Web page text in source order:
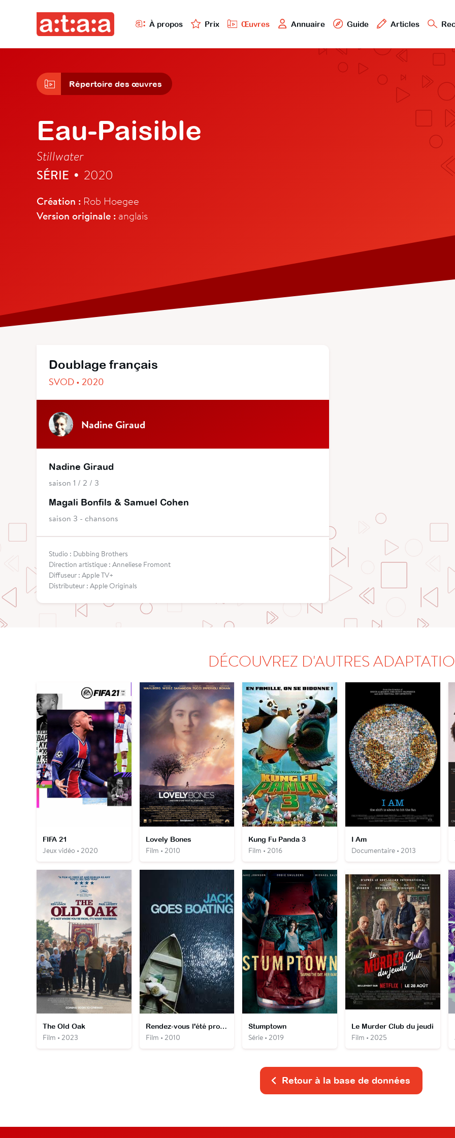
À propos Prix Œuvres Annuaire Guide Articles
Répertoire des œuvres
Eau-Paisible
Stillwater
SÉRIE • 2020
Création : Rob Hoegee
Version originale : anglais
Doublage français
SVOD • 2020
Nadine Giraud
Nadine Giraud
saison 1 / 2 / 3
Magali Bonfils & Samuel Cohen
saison 3 - chansons
Studio : Dubbing Brothers
Direction artistique : Anneliese Fromont
Diffuseur : Apple TV+
Distributeur : Apple Originals
DÉCOUVREZ D'AUTRES
FIFA 21
Jeux vidéo • 2020
Lovely Bones
Film • 2010
Kung Fu Panda 3
Film • 2016
I Am
Documentaire • 2013
The Old Oak
Film • 2023
Rendez-vous l'été prochain
Film • 2010
Stumptown
Série • 2019
Le Murder Club du jeudi
Film • 2025
Retour à la base de données